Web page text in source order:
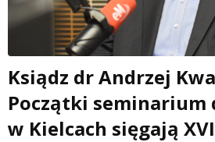
Ksiądz dr Andrzej
Początki seminarium
w Kielcach sięgają